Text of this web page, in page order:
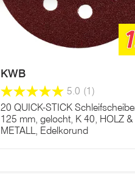
KWB
5.0 (1)
20 QUICK-STICK
125 mm, gelocht, K 40, HOLZ &
METALL, Edelkorund